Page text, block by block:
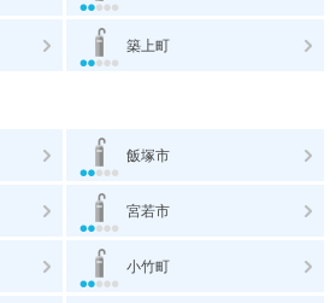
築上町
飯塚市
宮若市
小竹町